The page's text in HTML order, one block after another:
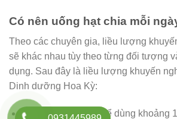
Có nên uống hạt chia mỗi
Theo các chuyên gia, liều lượng
sẽ khác nhau tùy theo từng đối tượng
dụng. Sau đây là liều lượng khuyến
Dinh dưỡng Hoa Kỳ:
Đối với trẻ em, có thể dùng khoảng